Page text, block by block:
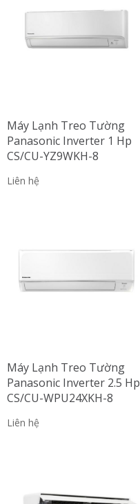
Máy Lạnh Treo Tường
Panasonic Inverter 1 Hp
CS/CU-YZ9WKH-8
Liên hệ
Máy Lạnh Treo Tường
Panasonic Inverter 2.5 Hp
CS/CU-WPU24XKH-8
Liên hệ